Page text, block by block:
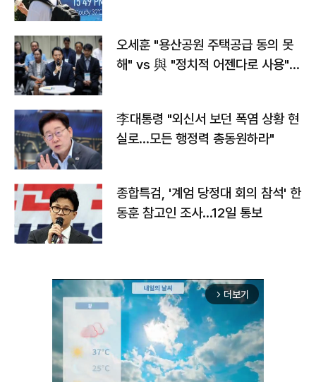
오세훈 "용산공원 주택공급 동의 못
해" vs 與 "정치적 어젠다로 사용"
李대통령 "외신서 보던 폭염 상황 현
실로…모든 행정력 총동원하라"
종합특검, '계엄 당정대 회의 참석' 한
동훈 참고인 조사...12일 통보
arrow_forward_ios 더보기